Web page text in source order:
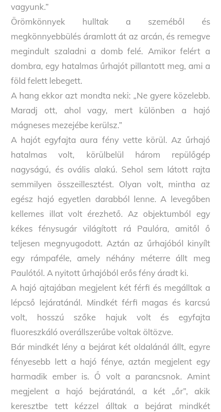
vagyunk.”
Örömkönnyek hulltak a szeméből és
megkönnyebbülés áramlott át az arcán, és remegve
megindult szaladni a domb felé. Amikor felért a
dombra, egy hatalmas űrhajót pillantott meg, ami a
föld felett lebegett.
A hang ekkor azt mondta neki: „Ne gyere közelebb.
Maradj ott, ahol vagy, mert különben a hajó
mágneses mezejébe kerülsz.”
A hajót egyfajta aura fény vette körül. Az űrhajó
hatalmas volt, körülbelül három repülőgép
nagyságú, és ovális alakú. Sehol sem látott rajta
semmilyen összeillesztést. Olyan volt, mintha az
egész hajó egyetlen darabból lenne. A levegőben
kellemes illat volt érezhető. Az objektumból egy
kékes fénysugár világított rá Paulóra, amitől ő
teljesen megnyugodott. Aztán az űrhajóból kinyílt
egy rámpaféle, amely néhány méterre állt meg
Paulótól. A nyitott űrhajóból erős fény áradt ki.
A hajó ajtajában megjelent két férfi és megálltak a
lépcső lejáratánál. Mindkét férfi magas és karcsú
volt, hosszú szőke hajuk volt és egyfajta
fluoreszkáló overállszerűbe voltak öltözve.
Bár mindkét lény a bejárat két oldalánál állt, egyre
fényesebb lett a hajó fénye, aztán megjelent egy
harmadik ember is. Ő volt a parancsnok. Amint
megjelent a hajó bejáratánál, a két „őr”, akik
keresztbe tett kézzel álltak a bejárat mindkét